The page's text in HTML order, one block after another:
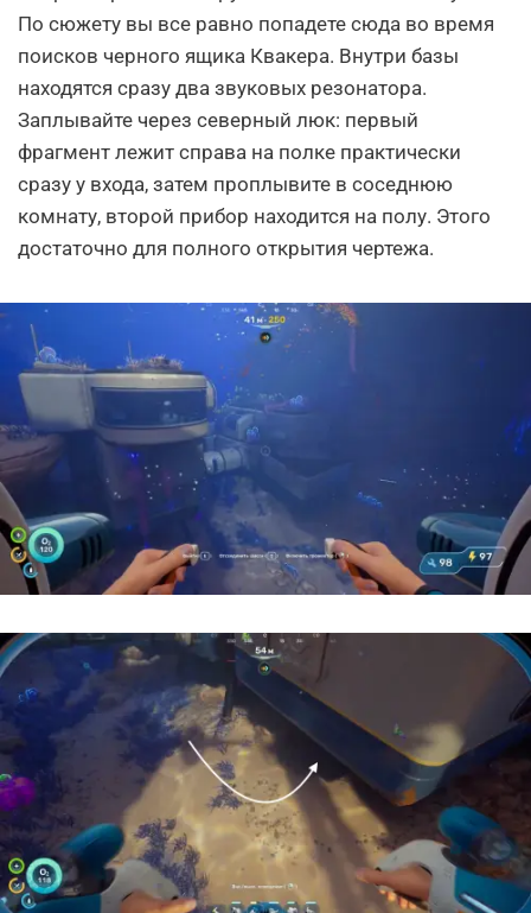
По сюжету вы все равно попадете сюда во время
поисков черного ящика Квакера. Внутри базы
находятся сразу два звуковых резонатора.
Заплывайте через северный люк: первый
фрагмент лежит справа на полке практически
сразу у входа, затем проплывите в соседнюю
комнату, второй прибор находится на полу. Этого
достаточно для полного открытия чертежа.